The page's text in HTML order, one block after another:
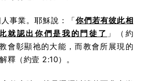
事業。耶穌說：「你們若有彼此相
就認出你們是我的門徒了 」（約
會彰顯祂的大能，而教會所展現的
釋（約壹 2:10）。